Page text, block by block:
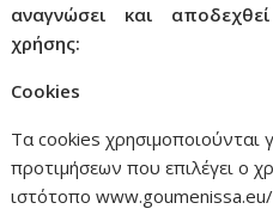
αναγνώσει και
χρήσης:
Cookies
Τα cookies χρησιμοποιούνται
προτιμήσεων που επιλέγει ο
ιστότοπο